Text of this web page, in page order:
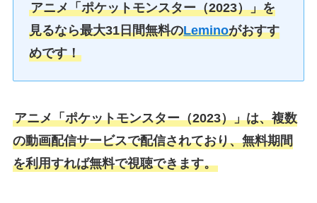
アニメ「ポケットモンスター（2023）」を
見るなら最大31日間無料のLeminoがおすす
めです！
アニメ「ポケットモンスター（2023）」は、複数
の動画配信サービスで配信されており、無料期間
を利用すれば無料で視聴できます。